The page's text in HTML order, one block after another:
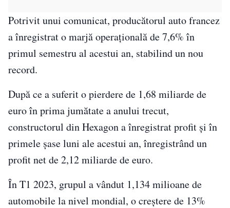
Potrivit unui comunicat, producătorul auto francez
a înregistrat o marjă operațională de 7,6% în
primul semestru al acestui an, stabilind un nou
record.
După ce a suferit o pierdere de 1,68 miliarde de
euro în prima jumătate a anului trecut,
constructorul din Hexagon a înregistrat profit și în
primele șase luni ale acestui an, înregistrând un
profit net de 2,12 miliarde de euro.
În T1 2023, grupul a vândut 1,134 milioane de
automobile la nivel mondial, o creștere de 13%